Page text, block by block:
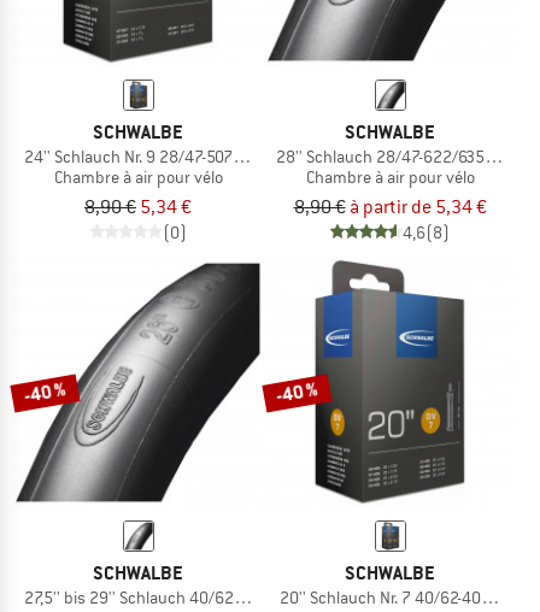
SCHWALBE
24'' Schlauch Nr. 9 28/47-507/541
Chambre à air pour vélo
8,90 € 5,34 €
(0)
SCHWALBE
28'' Schlauch 28/47-622/635 SV 17
Chambre à air pour vélo
8,90 € à partir de 5,34 €
4,6(8)
-40 %
SCHWALBE
27,5'' bis 29'' Schlauch 40/62-622/635 SV 19
-40 %
SCHWALBE
20'' Schlauch Nr. 7 40/62-406/428)